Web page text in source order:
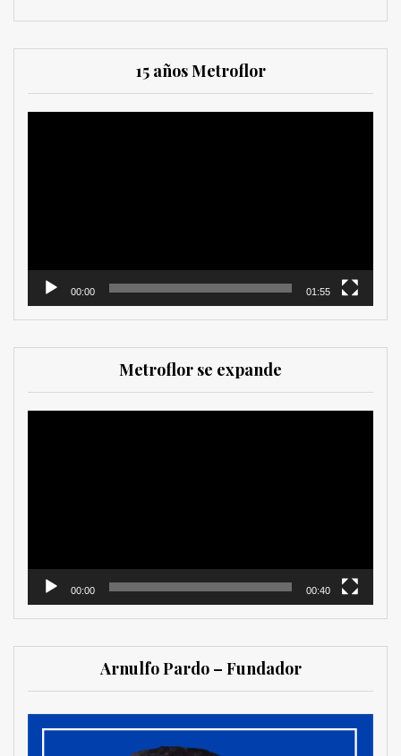
15 años Metroflor
00:00 01:55
Metroflor se expande
00:00 00:40
Arnulfo Pardo – Fundador